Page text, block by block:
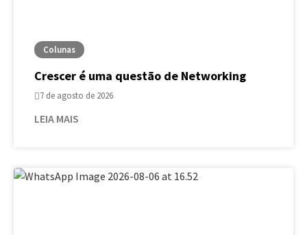
Colunas
Crescer é uma questão de Networking
7 de agosto de 2026
LEIA MAIS